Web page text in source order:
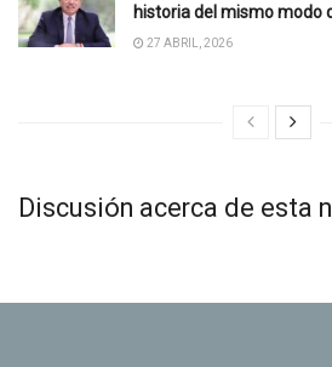
historia del mismo modo
27 ABRIL, 2026
Discusión acerca de esta